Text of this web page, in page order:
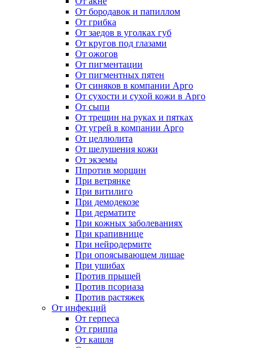
От бородавок и папиллом
От грибка
От заедов в уголках губ
От кругов под глазами
От ожогов
От пигментации
От пигментных пятен
От синяков в компании Арго
От сухости и сухой кожи в Арго
От сыпи
От трещин на руках и пятках
От угрей в компании Арго
От целлюлита
От шелушения кожи
От экземы
Ппротив морщин
При ветрянке
При витилиго
При демодекозе
При дерматите
При кожных заболеваниях
При крапивнице
При нейродермите
При опоясывающем лишае
При ушибах
Против прыщей
Против псориаза
Против растяжек
От инфекций
От герпеса
От гриппа
От кашля